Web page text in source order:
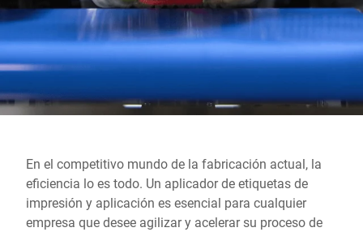
En el competitivo mundo de la fabricación actual, la
eficiencia lo es todo. Un aplicador de etiquetas de
impresión y aplicación es esencial para cualquier
empresa que desee agilizar y acelerar su proceso de